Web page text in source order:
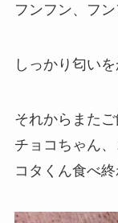
フンフン、フ
しっかり匂い
それからまたご
チョコちゃん
コタくん食べ終